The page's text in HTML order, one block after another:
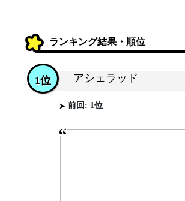
ランキング結果・順位
アシェラッド
1位
前回: 1位